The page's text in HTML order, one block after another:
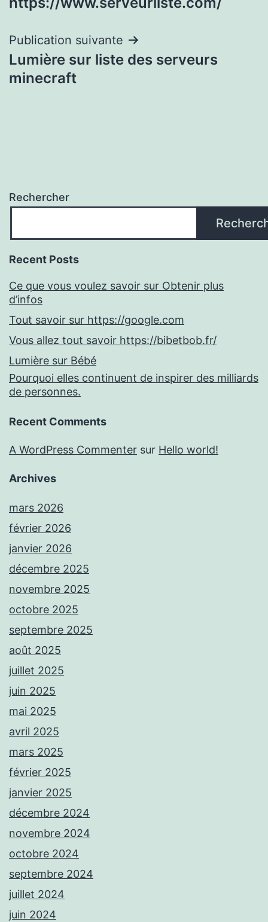
Publication suivante
Lumière sur liste des serveurs
minecraft
Rechercher
Recent Posts
Ce que vous voulez savoir sur Obtenir plus
d’infos
Tout savoir sur https://google.com
Vous allez tout savoir https://bibetbob.fr/
Lumière sur Bébé
Pourquoi elles continuent de inspirer des milliards
de personnes.
Recent Comments
A WordPress Commenter sur Hello world!
Archives
mars 2026
février 2026
janvier 2026
décembre 2025
novembre 2025
octobre 2025
septembre 2025
août 2025
juillet 2025
juin 2025
mai 2025
avril 2025
mars 2025
février 2025
janvier 2025
décembre 2024
novembre 2024
octobre 2024
septembre 2024
juillet 2024
juin 2024